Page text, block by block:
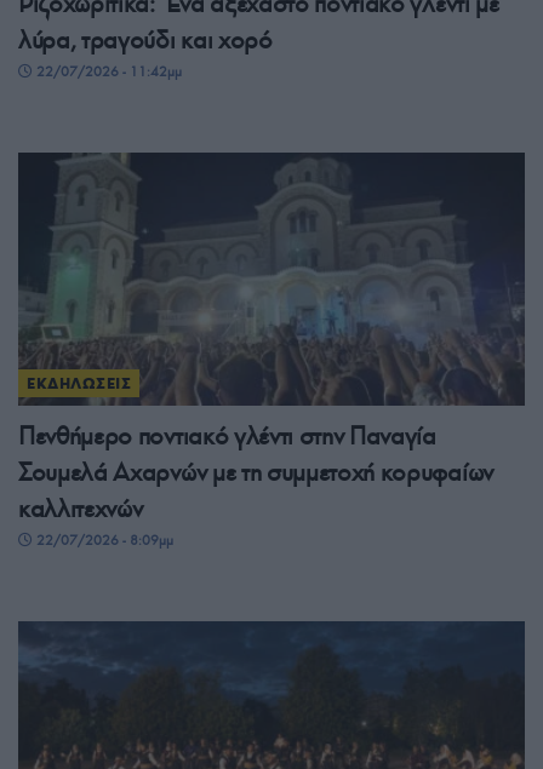
λύρα, τραγούδι και χορό
22/07/2026 - 11:42μμ
ΕΚΔΗΛΩΣΕΙΣ
Πενθήμερο ποντιακό γλέντι στην Παναγία
Σουμελά Αχαρνών με τη συμμετοχή κορυφαίων
καλλιτεχνών
22/07/2026 - 8:09μμ